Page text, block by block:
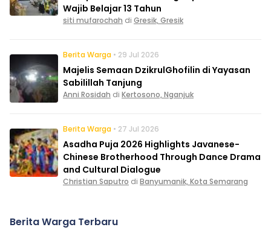
Wajib Belajar 13 Tahun
siti mufarochah di Gresik, Gresik
Berita Warga • 29 Jul 2026
Majelis Semaan DzikrulGhofilin di Yayasan
Sabilillah Tanjung
Anni Rosidah di Kertosono, Nganjuk
Berita Warga • 27 Jul 2026
Asadha Puja 2026 Highlights Javanese-
Chinese Brotherhood Through Dance Drama
and Cultural Dialogue
Christian Saputro di Banyumanik, Kota Semarang
Berita Warga Terbaru